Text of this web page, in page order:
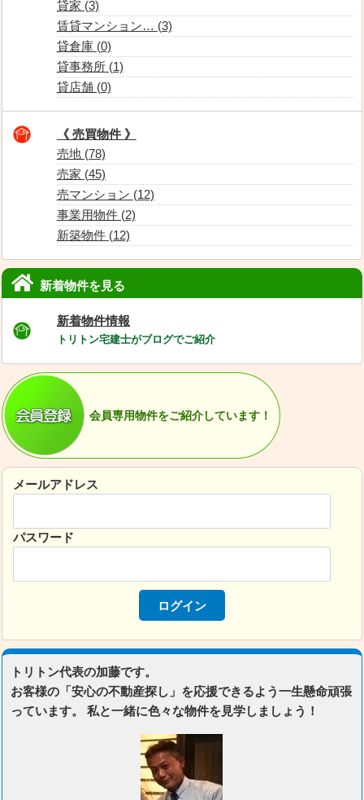
貸家 (3)
賃貸マンション… (3)
貸倉庫 (0)
貸事務所 (1)
貸店舗 (0)
《 売買物件 》
売地 (78)
売家 (45)
売マンション (12)
事業用物件 (2)
新築物件 (12)
新着物件を見る
新着物件情報
トリトン宅建士がブログでご紹介
会員専用物件をご紹介しています！
メールアドレス
パスワード
トリトン代表の加藤です。
お客様の「安心の不動産探し」を応援できるよう一生懸命頑張
っています。 私と一緒に色々な物件を見学しましょう！